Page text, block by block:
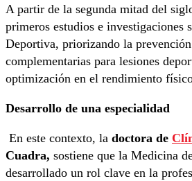
A partir de la segunda mitad del
primeros estudios e investigaciones
Deportiva, priorizando la
complementarias para lesiones
optimización en el rendimiento
Desarrollo de una especialidad
En este contexto, la doctora de
Cuadra, sostiene que la Medicina
desarrollado un rol clave en la